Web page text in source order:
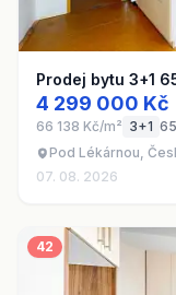
Prodej bytu 3+1
4 299 000 Kč
66 138 Kč/m² 3+1
Pod Lékárnou,
07. 08. 2026
42